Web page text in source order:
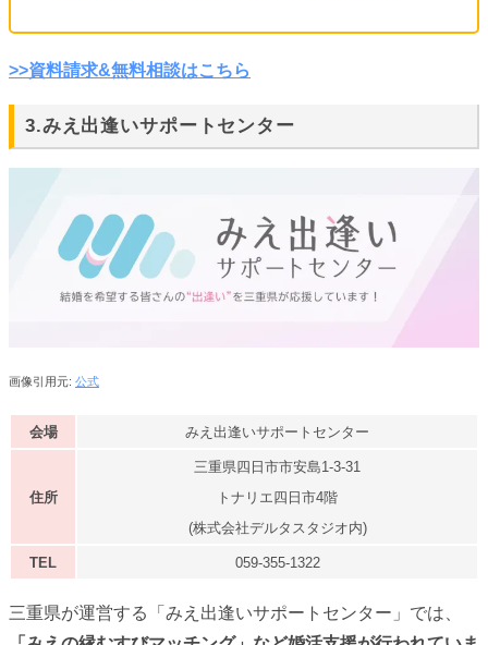
>>資料請求&無料相談はこちら
3.みえ出逢いサポートセンター
画像引用元: 公式
会場 みえ出逢いサポートセンター
住所
三重県四日市市安島1-3-31
トナリエ四日市4階
(株式会社デルタスタジオ内)
TEL 059-355-1322
三重県が運営する「みえ出逢いサポートセンター」では、